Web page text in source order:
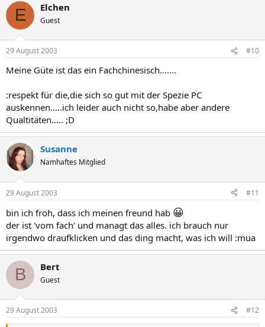
E Elchen
Guest
29 August 2003 #10
Meine Güte ist das ein Fachchinesisch.......
:respekt für die,die sich so gut mit der Spezie PC
auskennen.....ich leider auch nicht so,habe aber andere
Qualtitäten..... ;D
Susanne
Namhaftes Mitglied
29 August 2003 #11
bin ich froh, dass ich meinen freund hab 😀
der ist 'vom fach' und managt das alles. ich brauch nur
irgendwo draufklicken und das ding macht, was ich will :mua
B Bert
Guest
29 August 2003 #12